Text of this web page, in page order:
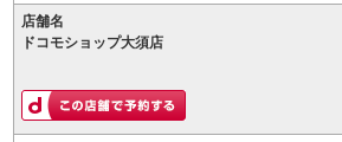
店舗名
ドコモショップ大須店